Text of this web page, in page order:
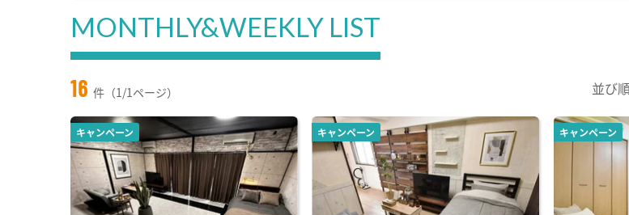
MONTHLY&WEEKLY LIST
16 件（1/1ページ） 並び
キャンペーン キャンペーン キャンペーン